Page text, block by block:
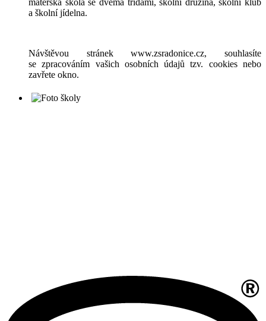
mateřská škola se dvěma třídami, školní družina, školní klub
a školní jídelna.
Návštěvou stránek www.zsradonice.cz, souhlasíte
se zpracováním vašich osobních údajů tzv. cookies nebo
zavřete okno.